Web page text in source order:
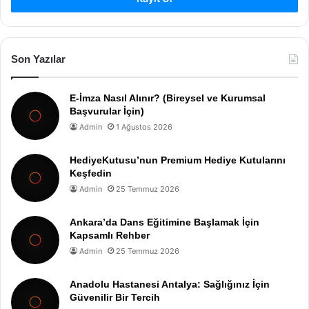
Son Yazılar
E-İmza Nasıl Alınır? (Bireysel ve Kurumsal
Başvurular İçin)
Admin 1 Ağustos 2026
HediyeKutusu’nun Premium Hediye Kutularını
Keşfedin
Admin 25 Temmuz 2026
Ankara’da Dans Eğitimine Başlamak İçin
Kapsamlı Rehber
Admin 25 Temmuz 2026
Anadolu Hastanesi Antalya: Sağlığınız İçin
Güvenilir Bir Tercih